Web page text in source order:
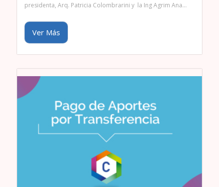
presidenta, Arq. Patricia Colombrarini y la Ing Agrim Ana…
Ver Más